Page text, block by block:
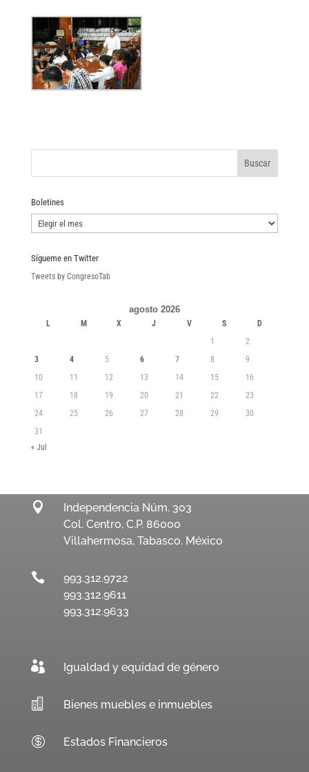
Boletines
Boletines
Sígueme en Twitter
Tweets by CongresoTab
agosto 2026
L M X J V S
D
1
2
3
4 5 6 7 8
9
10
11 12 13 14 15
16
17
18 19 20 21 22
23
24
25 26 27 28 29
30
31
« Jul

Independencia Núm. 303
Col. Centro, C.P. 86000
Villahermosa, Tabasco. México

993.312.9722
993.312.9611
993.312.9633
 Igualdad y equidad de género
 Bienes muebles e inmuebles
 Estados Financieros